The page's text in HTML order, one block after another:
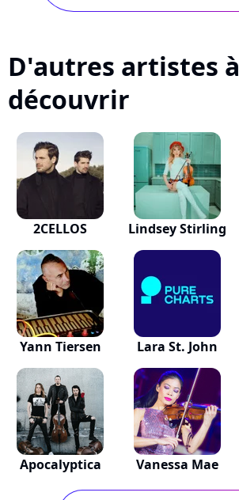
D'autres artistes à
découvrir
2CELLOS Lindsey Stirling
Yann Tiersen Lara St. John
Apocalyptica Vanessa Mae